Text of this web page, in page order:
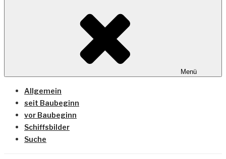
Menü
Allgemein
seit Baubeginn
vor Baubeginn
Schiffsbilder
Suche